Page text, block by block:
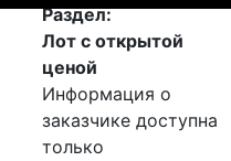
Раздел:
Лот с открытой
ценой
Информация о
заказчике доступна
только